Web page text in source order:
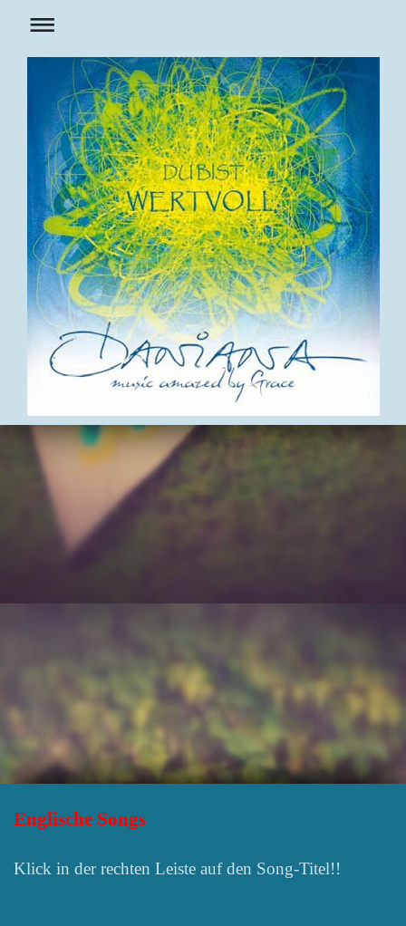
Englische Songs
Klick in der rechten Leiste auf den Song-Titel!!